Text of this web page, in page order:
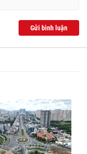
Gửi bình luận